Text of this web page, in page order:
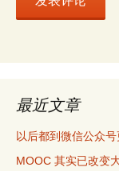
最近文章
以后都到微信公众号
MOOC 其实已改变